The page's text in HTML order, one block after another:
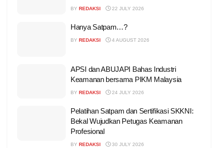
BY REDAKSI 22 JULY 2026
Hanya Satpam…?
BY REDAKSI 4 AUGUST 2026
APSI dan ABUJAPI Bahas Industri
Keamanan bersama PIKM Malaysia
BY REDAKSI 24 JULY 2026
Pelatihan Satpam dan Sertifikasi SKKNI:
Bekal Wujudkan Petugas Keamanan
Profesional
BY REDAKSI 30 JULY 2026